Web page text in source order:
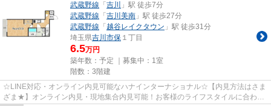
武蔵野線 「 吉川
」駅 徒歩7分
武蔵野線 「 吉川美南 」駅 徒歩27分
武蔵野線 「 越谷レイクタウン 」駅 徒歩31分
埼玉県吉川市保 １丁目
6.5万円
築年数：予定 ｜募集中： 1室
階数：3階建
☆LINE対応・オンライン内見可能なハナインターナショナル☆【内見方法はさま
ざま★】オンライン内見・現地集合内見可能！お客様のライフスタイルに合わせ